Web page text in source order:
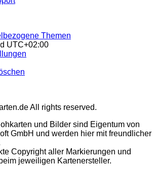
Themen
UTC+02:00
All rights reserved.
und Bilder sind Eigentum von
GmbH und werden hier mit freundlicher
Copyright aller Markierungen und
jeweiligen Kartenersteller.